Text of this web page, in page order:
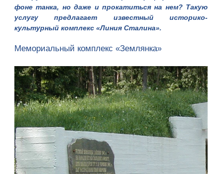
фоне танка, но даже и прокатиться на нем? Такую
услугу предлагает известный историко-
культурный комплекс «Линия Сталина».
Мемориальный комплекс «Землянка»